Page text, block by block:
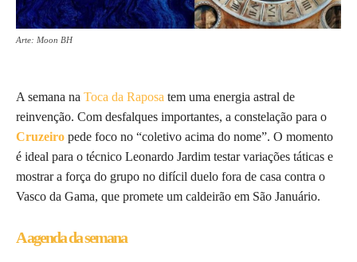
Arte: Moon BH
A semana na Toca da Raposa tem uma energia astral de
reinvenção. Com desfalques importantes, a constelação para o
Cruzeiro pede foco no “coletivo acima do nome”. O momento
é ideal para o técnico Leonardo Jardim testar variações táticas e
mostrar a força do grupo no difícil duelo fora de casa contra o
Vasco da Gama, que promete um caldeirão em São Januário.
A agenda da semana